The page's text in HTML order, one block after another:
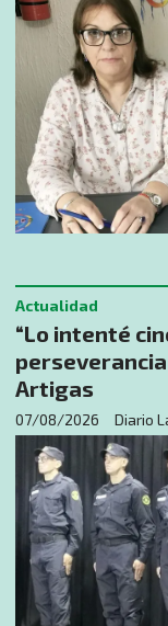
“Lo intenté
Artigas
Diario
Actualidad
07/08/2026